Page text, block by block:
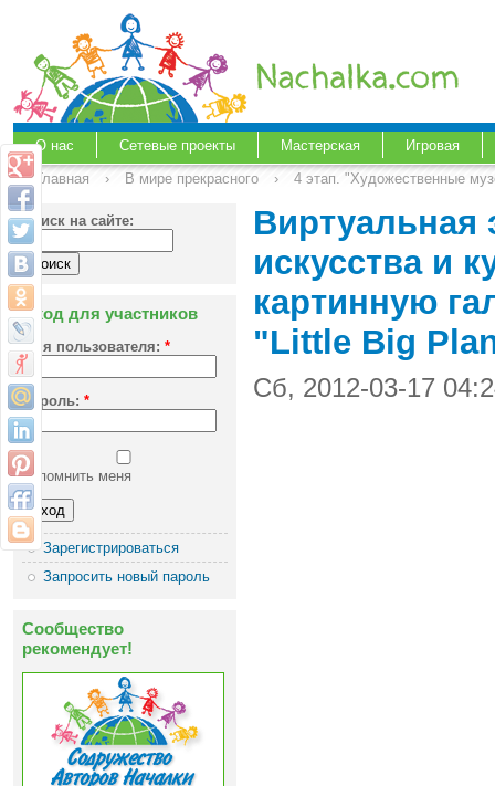
О нас Сетевые проекты Мастерская
Игровая
Главная
› В мире прекрасного › 4 этап. "Художественные
Поиск на сайте:
Вход для участников
Имя пользователя: *
Пароль: *
Запомнить меня
Зарегистрироваться
Запросить новый пароль
Сообщество
рекомендует!
Виртуальная
искусства и
картинную
"Little Big
Сб, 2012-03-17